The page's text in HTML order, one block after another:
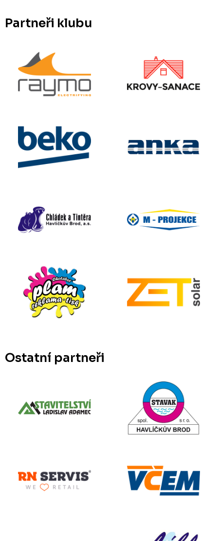
Partneři klubu
Ostatní partneři